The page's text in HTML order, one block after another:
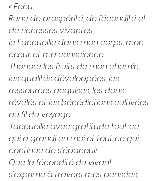
« Fehu,
Rune de prospérité, de fécondité et
de richesses vivantes,
je t'accueille dans mon corps, mon
cœur et ma conscience.
J'honore les fruits de mon chemin,
les qualités développées, les
ressources acquises, les dons
révélés et les bénédictions cultivées
au fil du voyage.
J'accueille avec gratitude tout ce
qui a grandi en moi et tout ce qui
continue de s'épanouir.
Que la fécondité du vivant
s'exprime à travers mes pensées,